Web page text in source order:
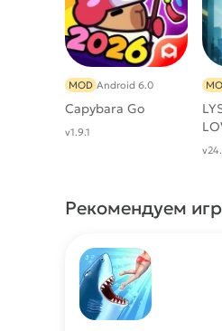
Capybara Go
MOD Android 6.0
v1.9.1
Рекомендуем